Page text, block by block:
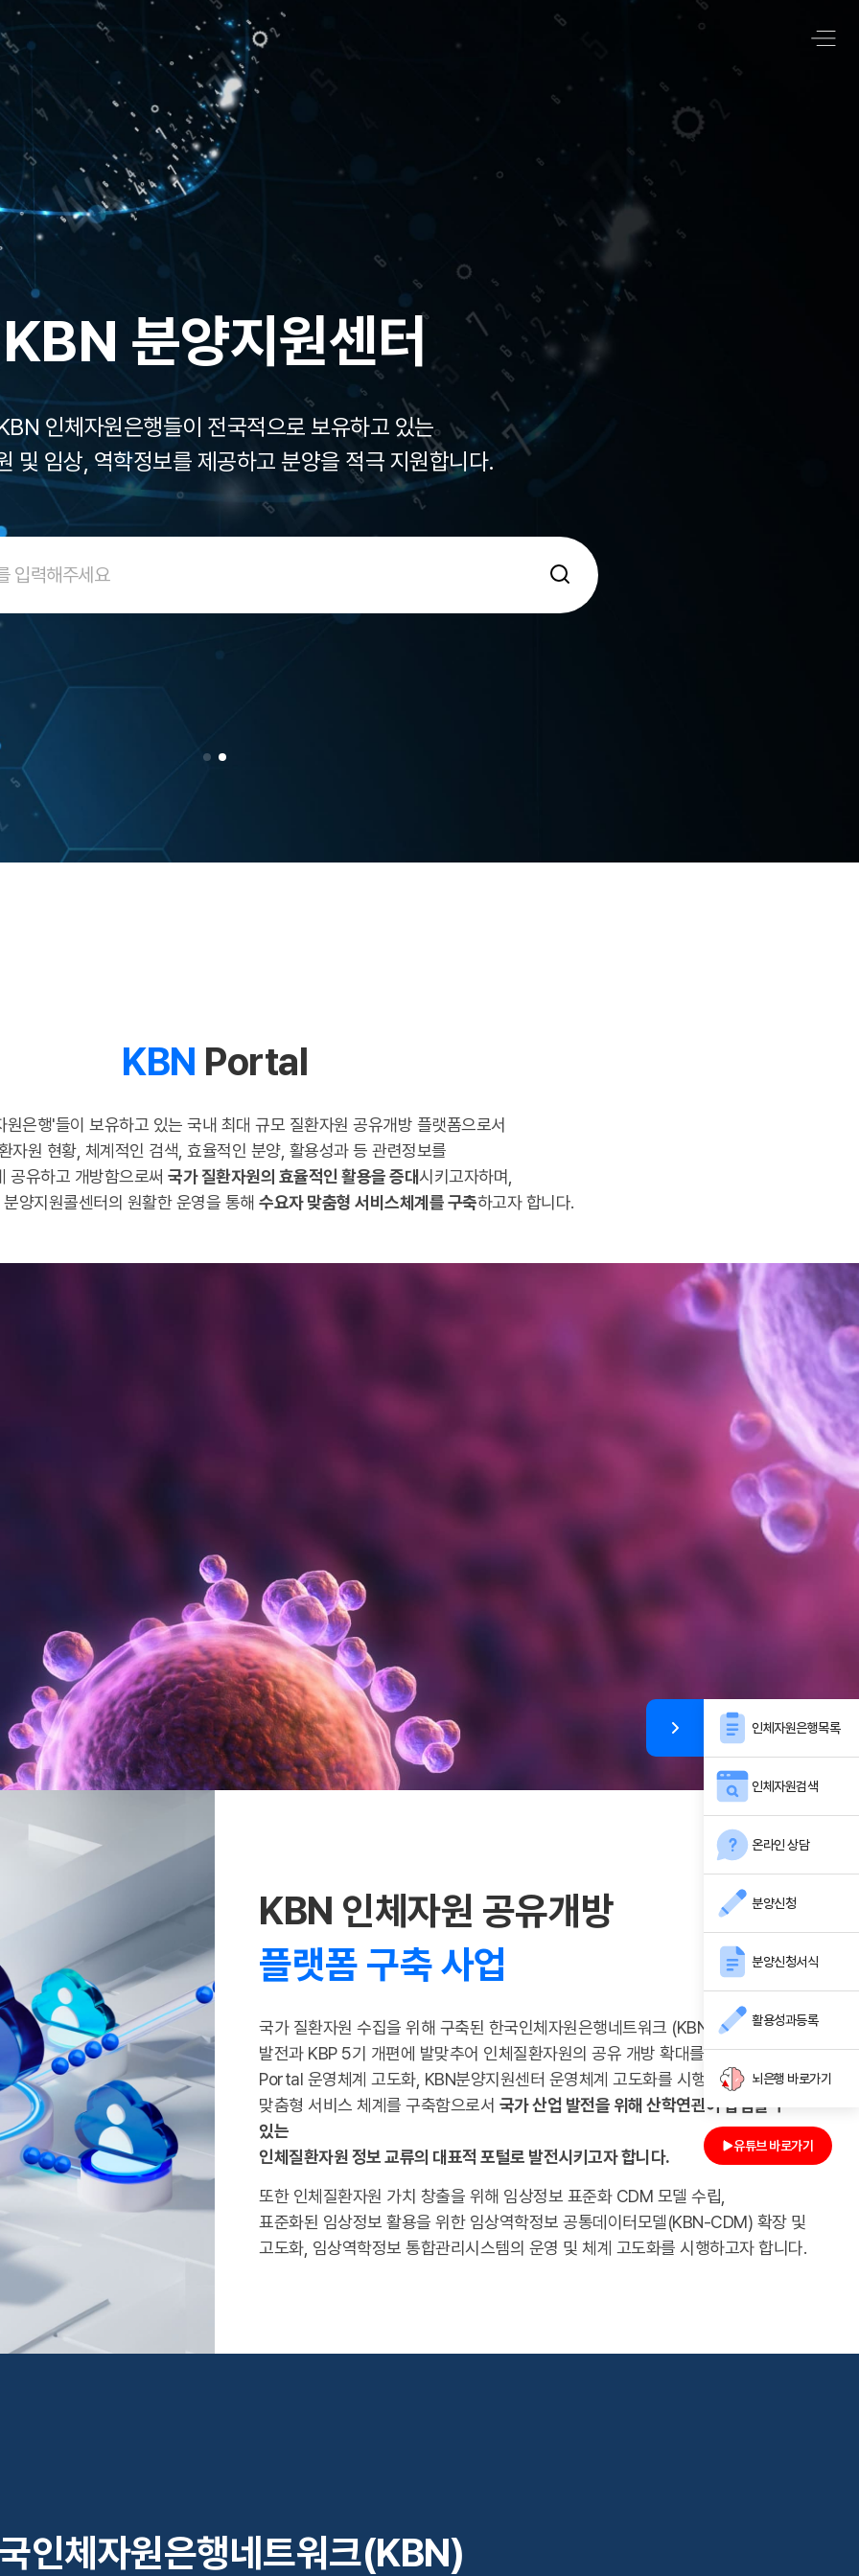
국내 최대 질병기반
이오뱅크 네트워크
국내 최대규모로 600,000명 이상의 다양한 검체인
병기반 인체자원을수집, 관리 ,보유하고 있습니다.
KBN 분양지원센터
인체자원은행들이 전국적으로 보유하고 있는
및 임상, 역학정보를 제공하고 분양을 적극 지원합니다.
KBN Portal
원은행'들이 보유하고 있는 국내 최대 규모 질환자원 공유개방 플랫폼으로서
자원 현황, 체계적인 검색, 효율적인 분양, 활용성과 등 관련정보를
공유하고 개방함으로써 국가 질환자원의 효율적인 활용을 증대시키고자하며,
양지원콜센터의 원활한 운영을 통해 수요자 맞춤형 서비스체계를 구축하고자 합니다.
KBN 인체자원 공유개방
플랫폼 구축 사업
국가 질환자원 수집을 위해 구축된 한국인체자원은행네트워크 (KBN)의 지속적
발전과 KBP 5기 개편에 발맞추어 인체질환자원의 공유 개방 확대를 위해 KBN
Portal 운영체계 고도화, KBN분양지원센터 운영체계 고도화를 시행하고, 수요자
맞춤형 서비스 체계를 구축함으로서 국가 산업 발전을 위해 산학연관이 협업할 수
있는
인체질환자원 정보 교류의 대표적 포털로 발전시키고자 합니다.
또한 인체질환자원 가치 창출을 위해 임상정보 표준화 CDM 모델 수립,
표준화된 임상정보 활용을 위한 임상역학정보 공통데이터모델(KBN-CDM) 확장 및
고도화, 임상역학정보 통합관리시스템의 운영 및 체계 고도화를 시행하고자 합니다.
인체자원은행네트워크(KBN)
인체자원은행목록
인체자원검색
온라인 상담
분양신청
분양신청서식
활용성과등록
뇌은행 바로가기
유튜브 바로가기